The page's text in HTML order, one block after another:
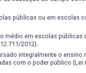
públicas ou em escolas
médio em escolas públicas
2012).
integralmente o ensino
com o poder público (Lei